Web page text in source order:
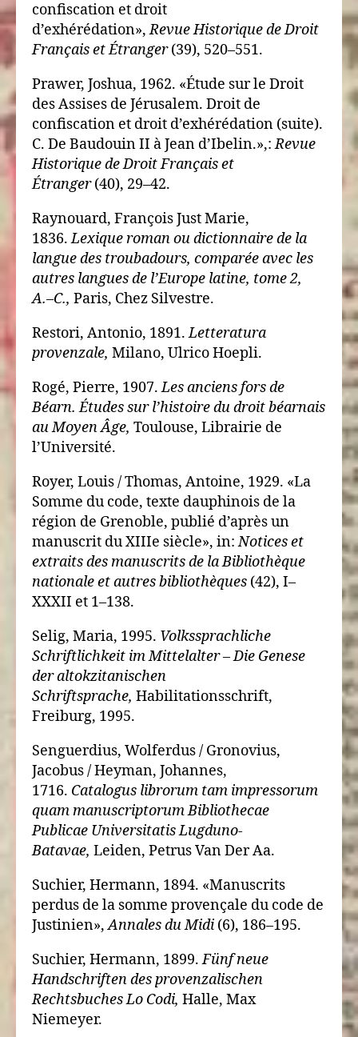
confiscation et droit
d’exhérédation»,Revue Historique de Droit
Français et Étranger(39), 520–551.
Prawer, Joshua, 1962. «Étude sur le Droit
des Assises de Jérusalem. Droit de
confiscation et droit d’exhérédation (suite).
C. De Baudouin II à Jean d’Ibelin.»,:Revue
Historique de Droit Français et
Étranger(40), 29–42.
Raynouard, François Just Marie,
1836.Lexique roman ou dictionnaire de la
langue des troubadours, comparée avec les
autres langues de l’Europe latine, tome 2,
A.–C., Paris, Chez Silvestre.
Restori, Antonio, 1891.Letteratura
provenzale, Milano, Ulrico Hoepli.
Rogé, Pierre, 1907.Les anciens fors de
Béarn. Études sur l’histoire du droit béarnais
au Moyen Âge, Toulouse, Librairie de
l’Université.
Royer, Louis / Thomas, Antoine, 1929. «La
Somme du code, texte dauphinois de la
région de Grenoble, publié d’après un
manuscrit du XIIIe siècle», in:Notices et
extraits des manuscrits de la Bibliothèque
nationale et autres bibliothèques (42), I–
XXXII et 1–138.
Selig, Maria, 1995. Volkssprachliche
Schriftlichkeit im Mittelalter – Die Genese
der altokzitanischen
Schriftsprache, Habilitationsschrift,
Freiburg, 1995.
Senguerdius, Wolferdus / Gronovius,
Jacobus / Heyman, Johannes,
1716. Catalogus librorum tam impressorum
quam manuscriptorum Bibliothecae
Publicae Universitatis Lugduno-
Batavae, Leiden, Petrus Van Der Aa.
Suchier, Hermann, 1894. «Manuscrits
perdus de la somme provençale du code de
Justinien»,Annales du Midi (6), 186–195.
Suchier, Hermann, 1899.Fünf neue
Handschriften des provenzalischen
Rechtsbuches Lo Codi, Halle, Max
Niemeyer.